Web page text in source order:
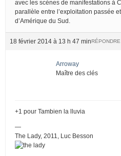
avec les scènes de manifestations à
parallèle entre l’exploitation passée
d’Amérique du Sud.
18 février 2014 à 13 h 47 minRÉPONDRE
Arroway
Maître des clés
+1 pour Tambien la lluvia
—
The Lady, 2011, Luc Besson